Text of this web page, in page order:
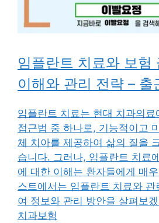
임플란트 치료와 보험
이해와 관리 전략 – 출
임플란트 치료는 현대 치과의료
접근법 중 하나로, 기능적이고
체 치아를 제공하여 삶의 질을
습니다. 그러나, 임플란트 치료
에 대한 이해는 환자들에게 매
스트에서는 임플란트 치료와
여 정보와 관리 방안을 살펴보
치과보험